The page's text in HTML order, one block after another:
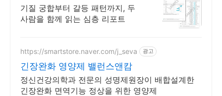
기질 궁합부터 갈등 패턴까지, 두
사람을 함께 읽는 심층 리포트
https://smartstore.naver.com/j_seva 광고
긴장완화 영양제 밸런스앤캄
정신건강의학과 전문의 성명제원장이 배합설계한
긴장완화 면역기능 정상을 위한 영양제